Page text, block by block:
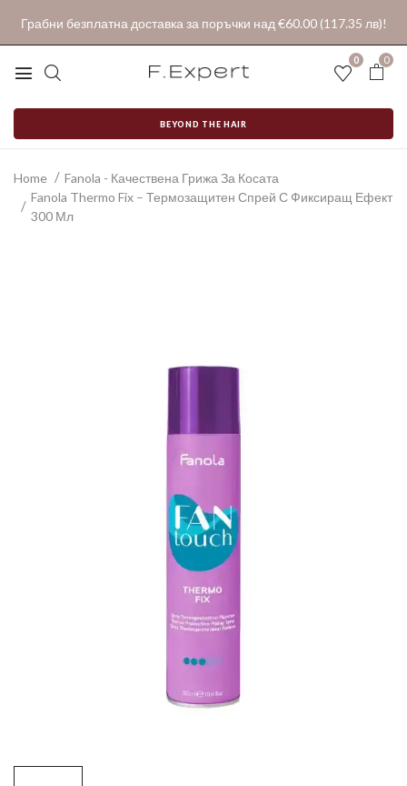
Грабни безплатна доставка за поръчки над €60.00 (117.35 лв)!
0 0
BEYOND THE HAIR
Home
Fanola - Качествена Грижа За Косата
Fanola Thermo Fix – Термозащитен Спрей С Фиксиращ Ефект
300 Мл